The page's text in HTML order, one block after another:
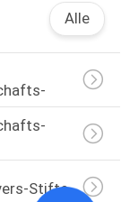
Alle
Stifte